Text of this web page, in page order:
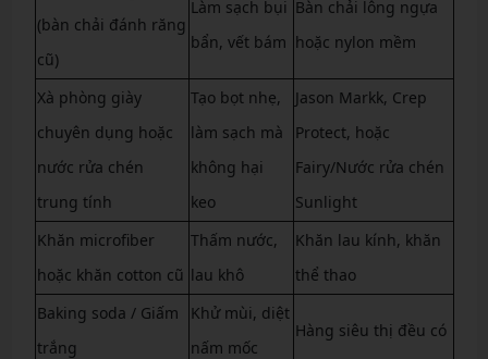
(bàn chải đánh răng
cũ)
Làm sạch bụi
bẩn, vết bám
Bàn chải lông ngựa
hoặc nylon mềm
Xà phòng giày
chuyên dụng hoặc
nước rửa chén
trung tính
Tạo bọt nhẹ,
làm sạch mà
không hại
keo
Jason Markk, Crep
Protect, hoặc
Fairy/Nước rửa chén
Sunlight
Khăn microfiber
hoặc khăn cotton cũ
Thấm nước,
lau khô
Khăn lau kính, khăn
thể thao
Baking soda / Giấm
trắng
Khử mùi, diệt
nấm mốc
Hàng siêu thị đều có